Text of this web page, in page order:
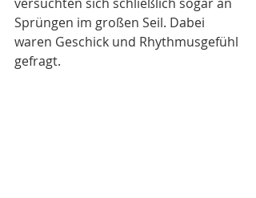
Sprüngen im großen Seil. Dabei
waren Geschick und Rhythmusgefühl
gefragt.